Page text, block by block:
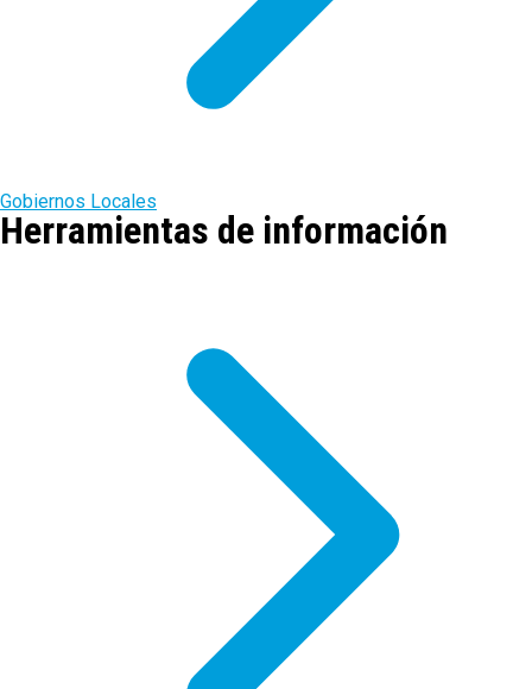
Gobiernos Locales
Herramientas de información